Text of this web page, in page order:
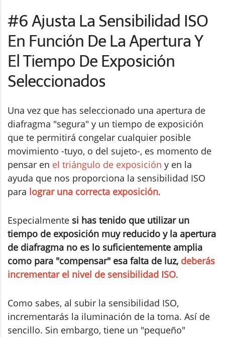
#6 Ajusta La Sensibilidad ISO
En Función De La Apertura Y
El Tiempo De Exposición
Seleccionados
Una vez que has seleccionado una apertura de
diafragma "segura" y un tiempo de exposición
que te permitirá congelar cualquier posible
movimiento -tuyo, o del sujeto-, es momento de
pensar en el triángulo de exposición y en la
ayuda que nos proporciona la sensibilidad ISO
para lograr una correcta exposición.
Especialmente si has tenido que utilizar un
tiempo de exposición muy reducido y la apertura
de diafragma no es lo suficientemente amplia
como para "compensar" esa falta de luz, deberás
incrementar el nivel de sensibilidad ISO.
Como sabes, al subir la sensibilidad ISO,
incrementarás la iluminación de la toma. Así de
sencillo. Sin embargo, tiene un "pequeño"